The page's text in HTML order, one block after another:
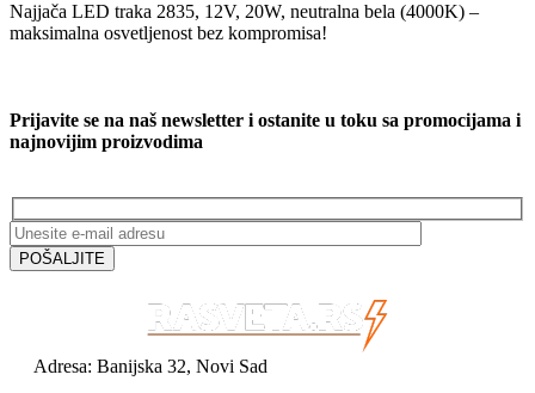
Najjača LED traka 2835, 12V, 20W, neutralna bela (4000K) –
maksimalna osvetljenost bez kompromisa!
Prijavite se na naš newsletter i ostanite u toku sa promocijama i
najnovijim proizvodima
Adresa: Banijska 32, Novi Sad